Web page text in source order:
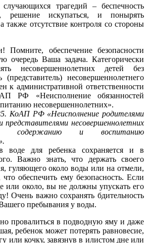
трагедий – беспечность
решение искупаться, и понырять
также отсутствие контроля со стороны
Помните, обеспечение безопасности
очередь Ваша задача. Категорически
несовершеннолетних детей без
несовершеннолетнего
к административной ответственности
РФ «Неисполнение обязанностей
несовершеннолетних».
КоАП РФ«Неисполнение родителями
представителями несовершеннолетних
содержанию и воспитанию
воде для ребенка сохраняется и в
Важно знать, что держать своего
гуляющего около воды или на отмели,
обеспечить ему безопасность. Если
или около, вы не должны упускать его
Очень важно сохранять бдительность
пребывания у воды.
провалиться в подводную яму и даже
ребенок может потерять равновесие,
или кочку, завязнув в илистом дне или